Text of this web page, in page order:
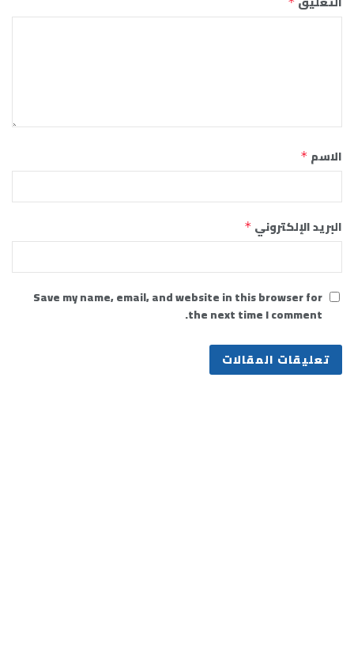
الاسم *
البريد الإلكتروني *
Save my name, email, and website in this browser for
the next time I comment.